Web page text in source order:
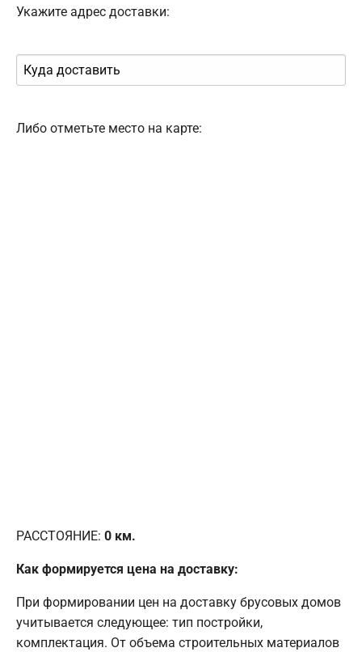
Укажите адрес доставки:
Либо отметьте место на карте:
РАССТОЯНИЕ: 0 км.
Как формируется цена на доставку:
При формировании цен на доставку брусовых домов
учитывается следующее: тип постройки,
комплектация. От объема строительных материалов